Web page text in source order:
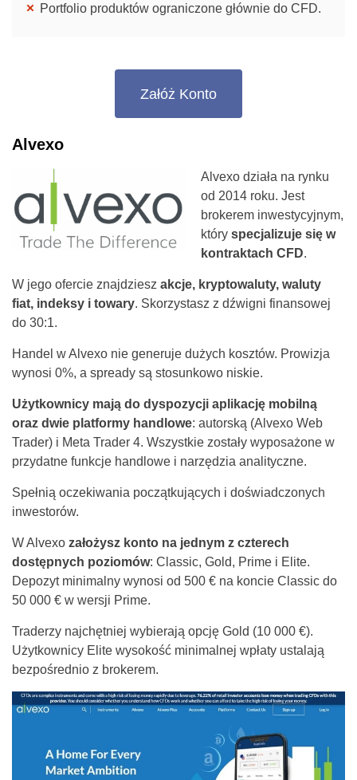
Portfolio produktów ograniczone głównie do CFD.
Załóż Konto
Alvexo
Alvexo działa na rynku
od 2014 roku. Jest
brokerem inwestycyjnym,
któryspecjalizuje się w
kontraktach CFD.
W jego ofercie znajdziesz akcje, kryptowaluty, waluty
fiat, indeksy i towary. Skorzystasz z dźwigni finansowej
do 30:1.
Handel w Alvexo nie generuje dużych kosztów. Prowizja
wynosi 0%, a spready są stosunkowo niskie.
Użytkownicy mają do dyspozycji aplikację mobilną
oraz dwie platformy handlowe: autorską (Alvexo Web
Trader) i Meta Trader 4. Wszystkie zostały wyposażone w
przydatne funkcje handlowe i narzędzia analityczne.
Spełnią oczekiwania początkujących i doświadczonych
inwestorów.
W Alvexo założysz konto na jednym z czterech
dostępnych poziomów: Classic, Gold, Prime i Elite.
Depozyt minimalny wynosi od 500 € na koncie Classic do
50 000 € w wersji Prime.
Traderzy najchętniej wybierają opcję Gold (10 000 €).
Użytkownicy Elite wysokość minimalnej wpłaty ustalają
bezpośrednio z brokerem.